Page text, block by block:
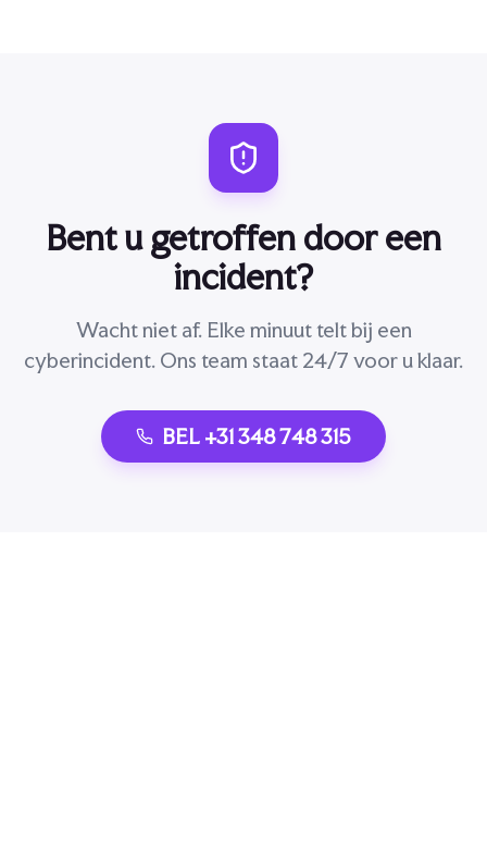
Bent u getroffen door een
incident?
Wacht niet af. Elke minuut telt bij een
cyberincident. Ons team staat 24/7 voor u klaar.
BEL +31 348 748 315